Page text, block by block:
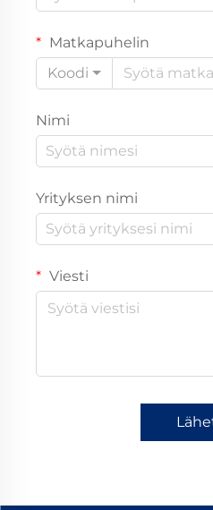
Matkapuhelin
Koodi
Nimi
Yrityksen nimi
Viesti